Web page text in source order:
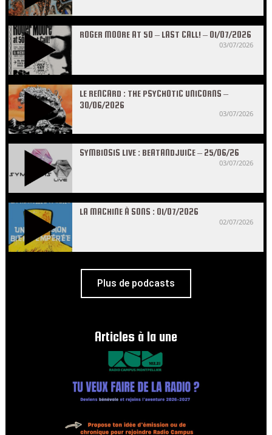
ROGER MOORE AT 50 – LAST CALL! – 01/07/2026
03/07/2026
LE RENCARD : THE PSYCHOTIC UNICORNS –
30/06/2026
03/07/2026
SYMBIOSIS LIVE : BEATANDJUICE – 25/06/26
03/07/2026
LA MACHINE À SONS : 01/07/2026
02/07/2026
Plus de podcasts
Articles à la une